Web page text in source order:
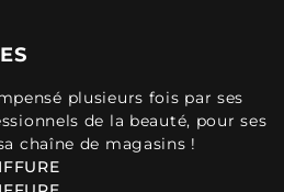
plusieurs fois par ses
de la beauté, pour ses
chaîne de magasins !